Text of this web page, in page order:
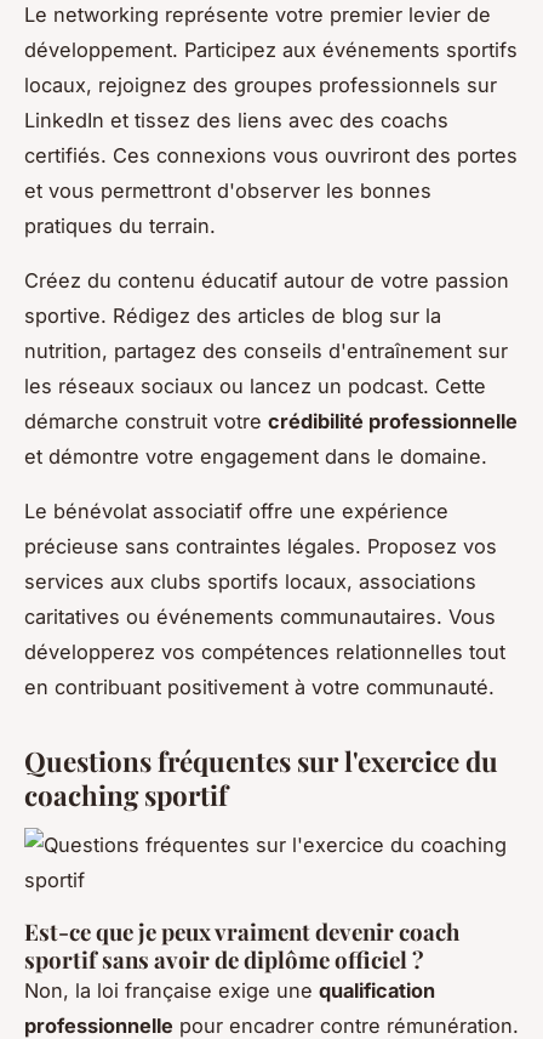
Le networking représente votre premier levier de
développement. Participez aux événements sportifs
locaux, rejoignez des groupes professionnels sur
LinkedIn et tissez des liens avec des coachs
certifiés. Ces connexions vous ouvriront des portes
et vous permettront d'observer les bonnes
pratiques du terrain.
Créez du contenu éducatif autour de votre passion
sportive. Rédigez des articles de blog sur la
nutrition, partagez des conseils d'entraînement sur
les réseaux sociaux ou lancez un podcast. Cette
démarche construit votre crédibilité professionnelle
et démontre votre engagement dans le domaine.
Le bénévolat associatif offre une expérience
précieuse sans contraintes légales. Proposez vos
services aux clubs sportifs locaux, associations
caritatives ou événements communautaires. Vous
développerez vos compétences relationnelles tout
en contribuant positivement à votre communauté.
Questions fréquentes sur l'exercice du
coaching sportif
Est-ce que je peux vraiment devenir coach
sportif sans avoir de diplôme officiel ?
Non, la loi française exige une qualification
professionnelle pour encadrer contre rémunération.